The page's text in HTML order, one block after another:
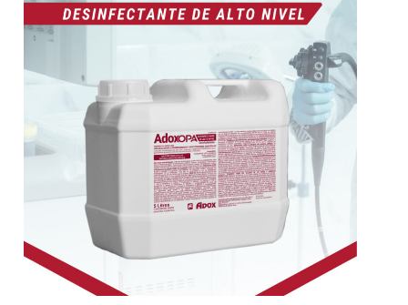
ADOXOPA limpieza de
superficies e instrumental –